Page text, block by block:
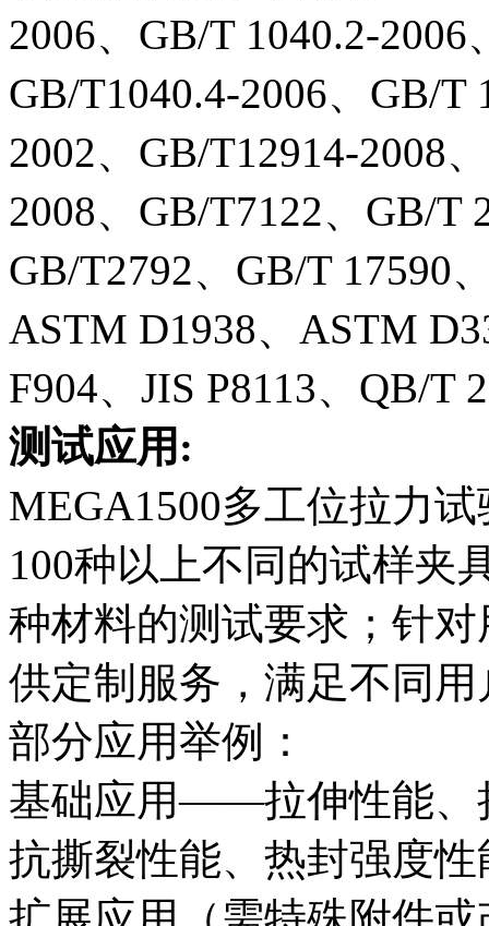
2006、GB/T 1040.2-2006
GB/T1040.4-2006、GB/T
2002、GB/T12914-2008
2008、GB/T7122、GB/T
GB/T2792、GB/T 17590
ASTM D1938、ASTM
F904、JIS P8113、QB/T
测试应用:
MEGA1500多工位拉力
100种以上不同的试样夹
种材料的测试要求；针
供定制服务，满足不同
部分应用举例：
基础应用——拉伸性能、
抗撕裂性能、热封强度